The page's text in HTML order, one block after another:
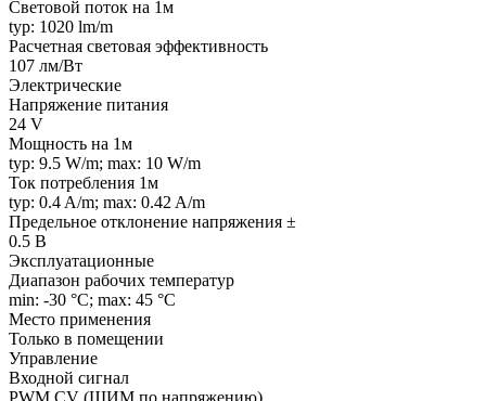
Световой поток на 1м
typ: 1020 lm/m
Расчетная световая эффективность
107 лм/Вт
Электрические
Напряжение питания
24 V
Мощность на 1м
typ: 9.5 W/m; max: 10 W/m
Ток потребления 1м
typ: 0.4 A/m; max: 0.42 A/m
Предельное отклонение напряжения ±
0.5 В
Эксплуатационные
Диапазон рабочих температур
min: -30 °C; max: 45 °C
Место применения
Только в помещении
Управление
Входной сигнал
PWM СV (ШИМ по напряжению)